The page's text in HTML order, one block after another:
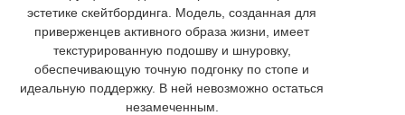
эстетике скейтбординга. Модель, созданная для
приверженцев активного образа жизни, имеет
текстурированную подошву и шнуровку,
обеспечивающую точную подгонку по стопе и
идеальную поддержку. В ней невозможно остаться
незамеченным.